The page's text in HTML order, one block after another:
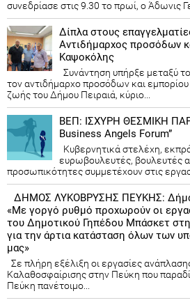
συνεδρίασε στις 9.30 το πρωί, ο Άδωνις
Δίπλα στους
Αντιδήμαρχος προσόδων
Καψοκόλης
Συνάντηση υπήρξε μεταξύ
τον αντιδήμαρχο προσόδων και
ζωής του Δήμου Πειραιά, κύριο...
ΒΕΠ: ΙΣΧΥΡΗ ΘΕΣΜΙΚΗ
Business Angels Forum”
Κυβερνητικά στελέχη,
ευρωβουλευτές, βουλευτές
προσωπικότητες συμμετέχουν στις
ΔΗΜΟΣ ΛΥΚΟΒΡΥΣΗΣ ΠΕΥΚΗΣ:
«Με γοργό ρυθμό προχωρούν οι
του Δημοτικού Γηπέδου Μπάσκετ
για την άρτια κατάσταση όλων των
μας»
Σε πλήρη εξέλιξη οι εργασίες
Καλαθοσφαίρισης στην Πεύκη που
Πεύκη πανέτοιμο...